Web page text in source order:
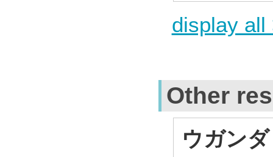
display all
Other
ウガンダ